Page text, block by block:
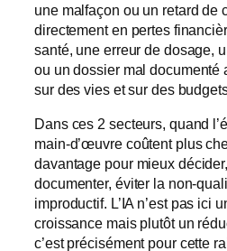
une malfaçon ou un retard de
directement en pertes
santé, une erreur de dosage,
ou un dossier mal documenté
sur des vies et sur des
Dans ces 2 secteurs, quand
main-d’œuvre coûtent plus
davantage pour mieux
documenter, éviter la non-
improductif. L’IA n’est pas ici
croissance mais plutôt un
c’est précisément pour cette